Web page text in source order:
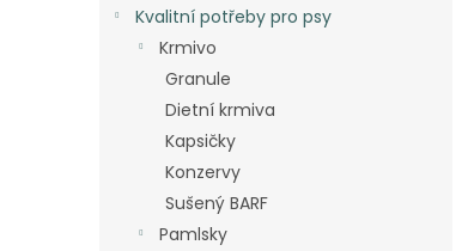
Kvalitní potřeby pro psy
Krmivo
Granule
Dietní krmiva
Kapsičky
Konzervy
Sušený BARF
Pamlsky